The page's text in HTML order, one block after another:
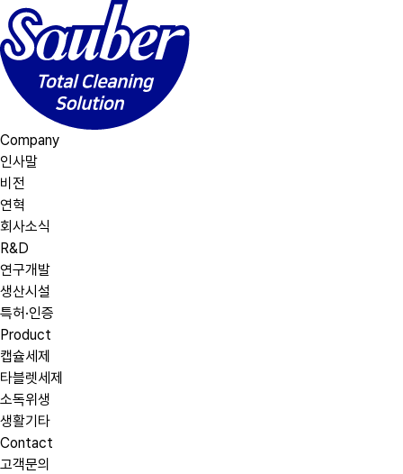
Company
인사말
비전
연혁
회사소식
R&D
연구개발
생산시설
특허·인증
Product
캡슐세제
타블렛세제
소독위생
생활기타
Contact
고객문의